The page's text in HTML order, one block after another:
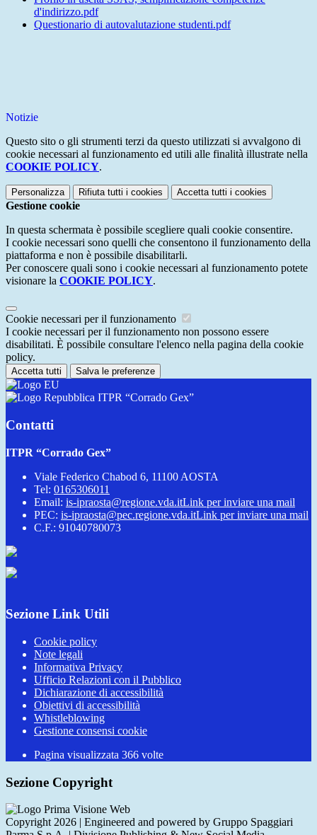
d'indirizzo.pdf
Questionario di autovalutazione studenti.pdf
Notizie
Questo sito o gli strumenti terzi da questo utilizzati si avvalgono di
cookie necessari al funzionamento ed utili alle finalità illustrate nella
COOKIE POLICY.
Personalizza Rifiuta tutti i cookies Accetta tutti i cookies
Gestione cookie
In questa schermata è possibile scegliere quali cookie consentire.
I cookie necessari sono quelli che consentono il funzionamento della
piattaforma e non è possibile disabilitarli.
Per conoscere quali sono i cookie necessari al funzionamento potete
visionare la COOKIE POLICY.
Cookie necessari per il funzionamento
I cookie necessari per il funzionamento non possono essere
disabilitati. È possibile consultare l'elenco nella pagina della cookie
policy.
Accetta tutti Salva le preferenze
ITPR “Corrado Gex”
Contatti
ITPR “Corrado Gex”
Viale Federico Chabod 6, 11100 AOSTA
Tel: 0165306011
Email: is-ipraosta@regione.vda.itLink per inviare una mail
PEC: is-ipraosta@pec.regione.vda.itLink per inviare una mail
C.F.: 91040780073
Sezione Link Utili
Cookie policy
Note legali
Informativa Privacy
Ufficio Relazioni con il Pubblico
Dichiarazione di accessibilità
Obiettivi di accessibilità
Whistleblowing
Gestione consensi cookie
Pagina visualizzata 366 volte
Sezione Copyright
Copyright 2026 | Engineered and powered by Gruppo Spaggiari